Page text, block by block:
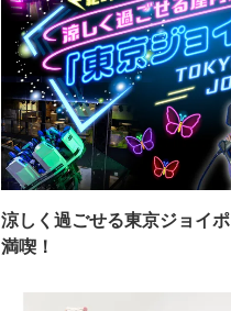
涼しく過ごせる東京ジョイ
満喫！